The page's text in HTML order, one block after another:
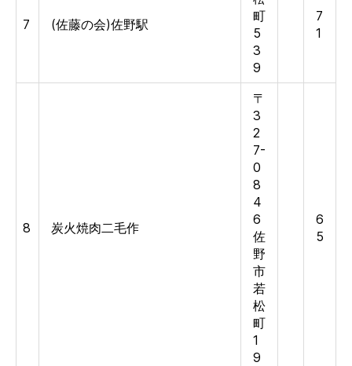
7 (佐藤の会)佐野駅
町
5
3
9
7
1
8 炭火焼肉二毛作
〒
3
2
7-
0
8
4
6
佐
野
市
若
松
町
1
9
6
5